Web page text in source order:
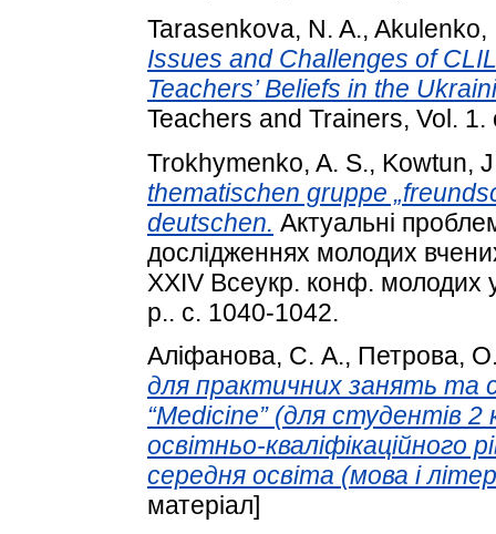
Tarasenkova, N. A., Akulenko,
Issues and Challenges of
Teachers’ Beliefs in the
Teachers and Trainers, Vol. 1.
Trokhymenko, A. S., Kowtun,
thematischen gruppe
deutschen. Актуальні
дослідженнях молодих
XXIV Всеукр. конф. молодих
р.. с. 1040-1042.
Аліфанова, С. А., Петрова,
для практичних занять та
“Medicine” (для студентів
освітньо-кваліфікаційного
середня освіта (мова і
матеріал]